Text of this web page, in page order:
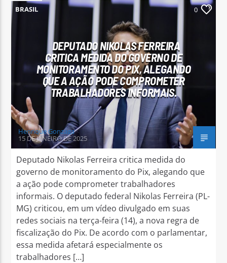
Arara Azul FM
BRASIL 0
DEPUTADO NIKOLAS FERREIRA
CRITICA MEDIDA DO GOVERNO DE
MONITORAMENTO DO PIX, ALEGANDO
QUE A AÇÃO PODE COMPROMETER
TRABALHADORES INFORMAIS.
Henrique Gonzaga
15 DE JANEIRO DE 2025
Deputado Nikolas Ferreira critica medida do
governo de monitoramento do Pix, alegando que
a ação pode comprometer trabalhadores
informais. O deputado federal Nikolas Ferreira (PL-
MG) criticou, em um vídeo divulgado em suas
redes sociais na terça-feira (14), a nova regra de
fiscalização do Pix. De acordo com o parlamentar,
essa medida afetará especialmente os
trabalhadores […]